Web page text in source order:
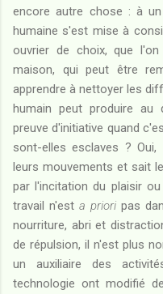
encore autre chose : à
humaine s'est mise à
ouvrier de choix, que
maison, qui peut être
apprendre à nettoyer les
humain peut produire
preuve d'initiative quand
sont-elles esclaves ?
leurs mouvements et sait
par l'incitation du plaisir
travail n'est a priori pas
nourriture, abri et
de répulsion, il n'est plus
un auxiliaire des
technologie ont modifié